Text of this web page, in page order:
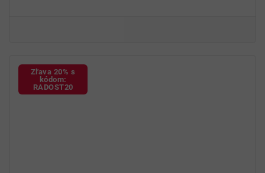
Bezpečná alternatíva
Zľava 20% s
kódom:
RADOST20